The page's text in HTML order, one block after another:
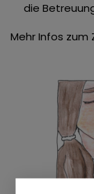
die
Mehr Infos zum